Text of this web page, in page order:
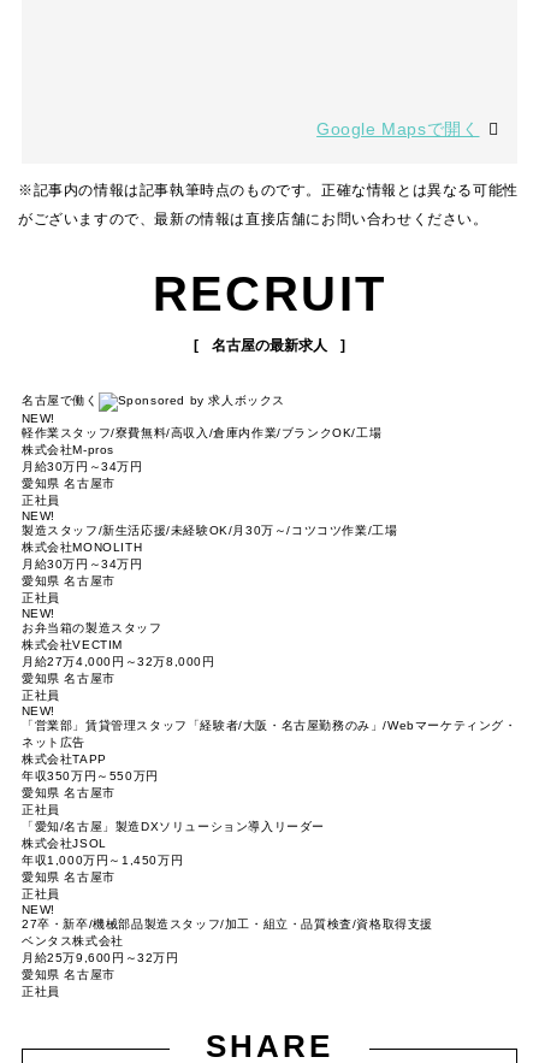
Google Mapsで開く
※記事内の情報は記事執筆時点のものです。正確な情報とは異なる可能性
がございますので、最新の情報は直接店舗にお問い合わせください。
RECRUIT
名古屋の最新求人
名古屋で働く
NEW!
軽作業スタッフ/寮費無料/高収入/倉庫内作業/ブランクOK/工場
株式会社M-pros
月給30万円～34万円
愛知県 名古屋市
正社員
NEW!
製造スタッフ/新生活応援/未経験OK/月30万～/コツコツ作業/工場
株式会社MONOLITH
月給30万円～34万円
愛知県 名古屋市
正社員
NEW!
お弁当箱の製造スタッフ
株式会社VECTIM
月給27万4,000円～32万8,000円
愛知県 名古屋市
正社員
NEW!
「営業部」賃貸管理スタッフ「経験者/大阪・名古屋勤務のみ」/Webマーケティング・
ネット広告
株式会社TAPP
年収350万円～550万円
愛知県 名古屋市
正社員
「愛知/名古屋」製造DXソリューション導入リーダー
株式会社JSOL
年収1,000万円～1,450万円
愛知県 名古屋市
正社員
NEW!
27卒・新卒/機械部品製造スタッフ/加工・組立・品質検査/資格取得支援
ベンタス株式会社
月給25万9,600円～32万円
愛知県 名古屋市
正社員
SHARE